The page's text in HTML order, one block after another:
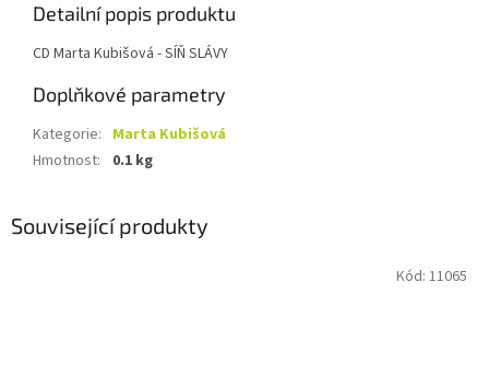
Detailní popis produktu
CD Marta Kubišová - SÍŇ SLÁVY
Doplňkové parametry
Kategorie: Marta Kubišová
Hmotnost: 0.1 kg
Související produkty
Kód: 11065